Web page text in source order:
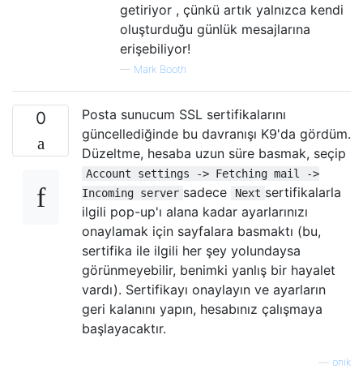
getiriyor , çünkü artık yalnızca kendi
oluşturduğu günlük mesajlarına
erişebiliyor!
— Mark Booth
0
Posta sunucum SSL sertifikalarını
güncellediğinde bu davranışı K9'da gördüm.
Düzeltme, hesaba uzun süre basmak, seçip
Account settings -> Fetching mail ->
Incoming server sadece Next sertifikalarla
ilgili pop-up'ı alana kadar ayarlarınızı
onaylamak için sayfalara basmaktı (bu,
sertifika ile ilgili her şey yolundaysa
görünmeyebilir, benimki yanlış bir hayalet
vardı). Sertifikayı onaylayın ve ayarların
geri kalanını yapın, hesabınız çalışmaya
başlayacaktır.
onik